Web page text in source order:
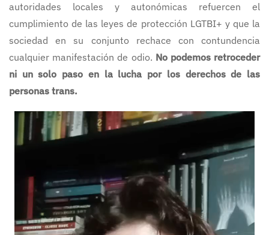
autoridades locales y autonómicas refuercen el
cumplimiento de las leyes de protección LGTBI+ y que la
sociedad en su conjunto rechace con contundencia
cualquier manifestación de odio. No podemos retroceder
ni un solo paso en la lucha por los derechos de las
personas trans.